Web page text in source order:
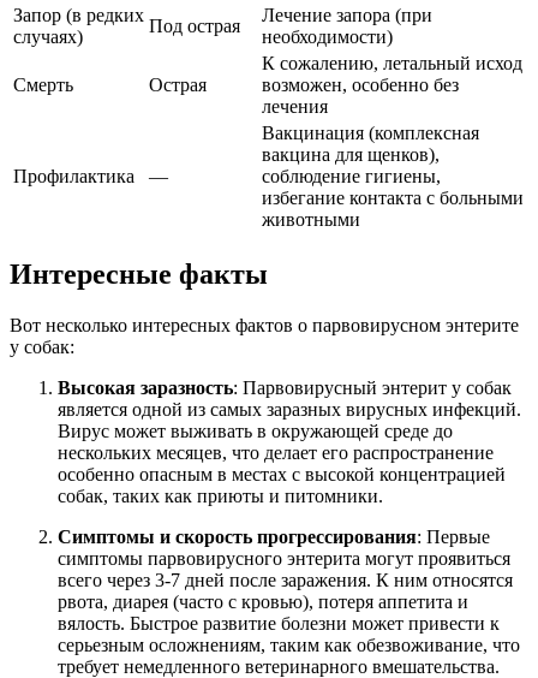
Запор (в редких
случаях)
Под острая
Лечение запора (при
необходимости)
Смерть Острая
К сожалению, летальный исход
возможен, особенно без
лечения
Профилактика —
Вакцинация (комплексная
вакцина для щенков),
соблюдение гигиены,
избегание контакта с больными
животными
Интересные факты
Вот несколько интересных фактов о парвовирусном энтерите
у собак:
Высокая заразность: Парвовирусный энтерит у собак
является одной из самых заразных вирусных инфекций.
Вирус может выживать в окружающей среде до
нескольких месяцев, что делает его распространение
особенно опасным в местах с высокой концентрацией
собак, таких как приюты и питомники.
Симптомы и скорость прогрессирования: Первые
симптомы парвовирусного энтерита могут проявиться
всего через 3-7 дней после заражения. К ним относятся
рвота, диарея (часто с кровью), потеря аппетита и
вялость. Быстрое развитие болезни может привести к
серьезным осложнениям, таким как обезвоживание, что
требует немедленного ветеринарного вмешательства.